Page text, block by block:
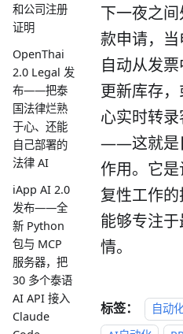
和公司注册
证明
OpenThai
2.0 Legal 发
布——把泰
国法律烂熟
于心、还能
自己部署的
法律 AI
iApp AI 2.0
发布——全
新 Python
包与 MCP
服务器，把
30 多个泰语
AI API 接入
Claude
下一夜之
款申请，
自动从发
更新库存
心实时转
——这就是
作用。它
复性工作
能够专注
情。
标签：
自动